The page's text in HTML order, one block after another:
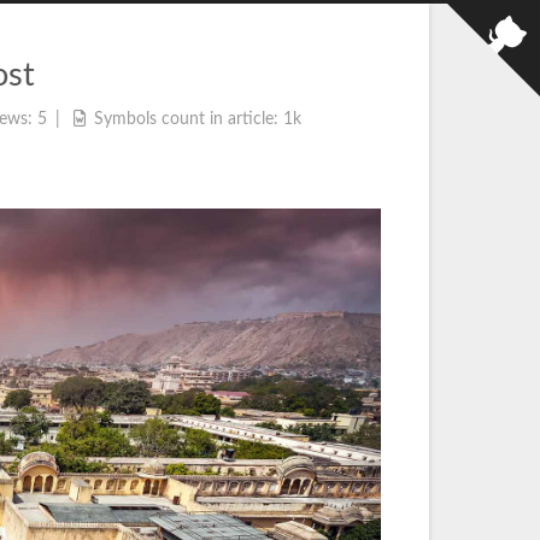
5 Symbols count in article: 1k